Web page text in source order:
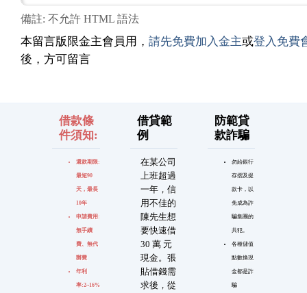
備註: 不允許 HTML 語法
本留言版限金主會員用， 請先免費加入金主或登入免費
後，方可留言
借款條
件須知:
還款期限:
最短90
天，最長
10年
申請費用:
無手續
費、無代
辦費
年利
率:2~16%
借貸範
例
在某公司
上班超過
一年，信
用不佳的
陳先生想
要快速借
30 萬 元
現金。張
貼借錢需
求後，從
防範貸
款詐騙
勿給銀行
存摺及提
款卡，以
免成為詐
騙集團的
共犯。
各種儲值
點數換現
金都是詐
騙